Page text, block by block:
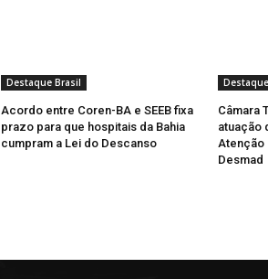
Destaque Brasil
Acordo entre Coren-BA e SEEB fixa
prazo para que hospitais da Bahia
cumpram a Lei do Descanso
Câmara
atuação
Atenção
Desmad